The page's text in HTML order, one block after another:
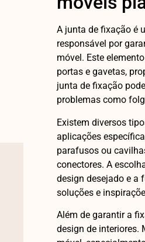
A junta de fixação é
responsável por
móvel. Este
portas e gavetas,
junta de fixação
problemas como
Existem diversos
aplicações
parafusos ou
conectores. A
design desejado e a
soluções e
Além de garantir a
design de interiores.